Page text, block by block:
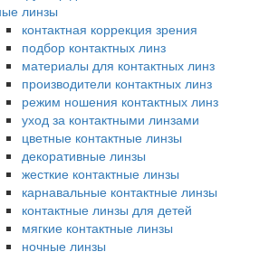
линзы
контактная коррекция зрения
подбор контактных линз
материалы для контактных линз
производители контактных линз
режим ношения контактных линз
уход за контактными линзами
цветные контактные линзы
декоративные линзы
жесткие контактные линзы
карнавальные контактные линзы
контактные линзы для детей
мягкие контактные линзы
ночные линзы